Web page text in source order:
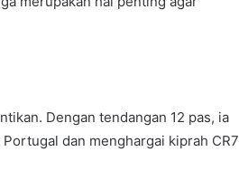
Dengan tendangan 12 pas, ia
dan menghargai kiprah CR7